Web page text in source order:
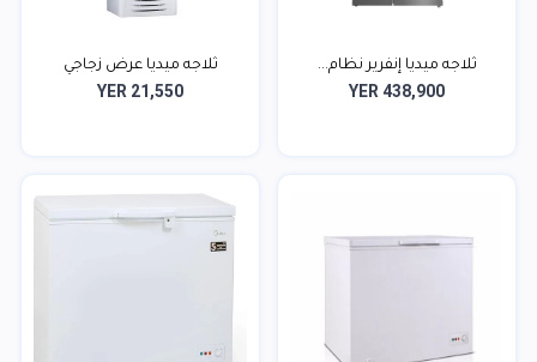
ثلاجه ميديا إنفرير نظام...
YER 438,900
ثلاجه ميديا عرض زجاجي
YER 21,550